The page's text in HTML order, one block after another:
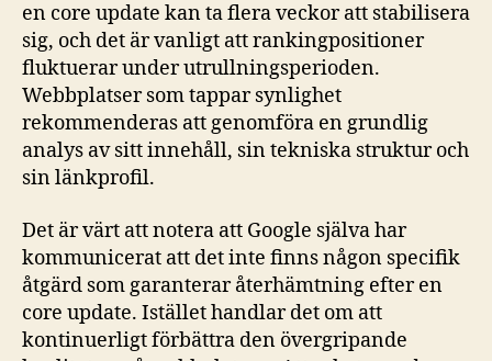
en core update kan ta flera veckor att stabilisera
sig, och det är vanligt att rankingpositioner
fluktuerar under utrullningsperioden.
Webbplatser som tappar synlighet
rekommenderas att genomföra en grundlig
analys av sitt innehåll, sin tekniska struktur och
sin länkprofil.
Det är värt att notera att Google själva har
kommunicerat att det inte finns någon specifik
åtgärd som garanterar återhämtning efter en
core update. Istället handlar det om att
kontinuerligt förbättra den övergripande